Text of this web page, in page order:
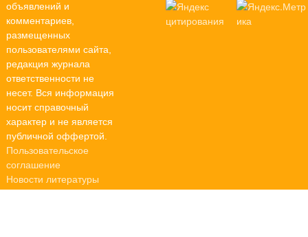
объявлений и
комментариев,
размещенных
пользователями сайта,
редакция журнала
ответственности не
несет. Вся информация
носит справочный
характер и не является
публичной оффертой.
Пользовательское
соглашение
Новости литературы